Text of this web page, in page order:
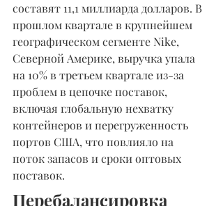
составят 11,1 миллиарда долларов. В
прошлом квартале в крупнейшем
географическом сегменте Nike,
Северной Америке, выручка упала
на 10% в третьем квартале из-за
проблем в цепочке поставок,
включая глобальную нехватку
контейнеров и перегруженность
портов США, что повлияло на
поток запасов и сроки оптовых
поставок.
Перебалансировка